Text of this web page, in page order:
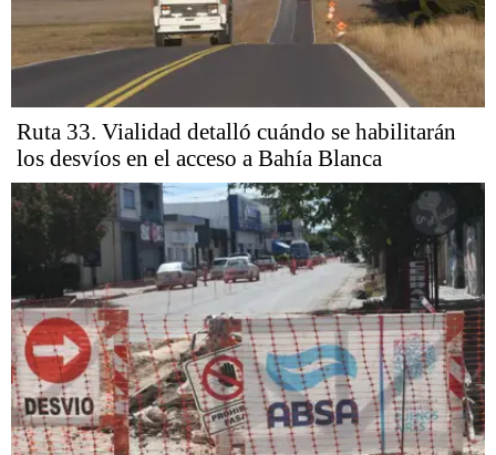
Ruta 33. Vialidad detalló cuándo se habilitarán
los desvíos en el acceso a Bahía Blanca